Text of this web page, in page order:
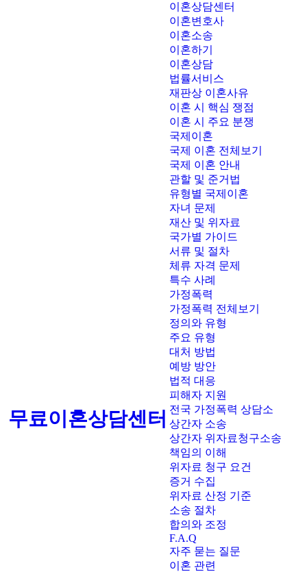
무료이혼상담센터
이혼상담센터
이혼변호사
이혼소송
이혼하기
이혼상담
법률서비스
재판상 이혼사유
이혼 시 핵심 쟁점
이혼 시 주요 분쟁
국제이혼
국제 이혼 전체보기
국제 이혼 안내
관할 및 준거법
유형별 국제이혼
자녀 문제
재산 및 위자료
국가별 가이드
서류 및 절차
체류 자격 문제
특수 사례
가정폭력
가정폭력 전체보기
정의와 유형
주요 유형
대처 방법
예방 방안
법적 대응
피해자 지원
전국 가정폭력 상담소
상간자 소송
상간자 위자료청구소송
책임의 이해
위자료 청구 요건
증거 수집
위자료 산정 기준
소송 절차
합의와 조정
F.A.Q
자주 묻는 질문
이혼 관련